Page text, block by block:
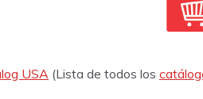
USA (Lista de todos los